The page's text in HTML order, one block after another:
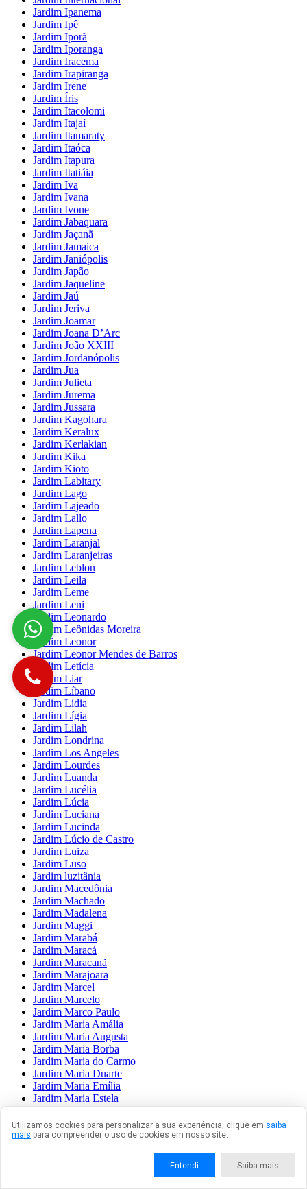
Jardim Ipanema
Jardim Ipê
Jardim Iporã
Jardim Iporanga
Jardim Iracema
Jardim Irapiranga
Jardim Irene
Jardim Íris
Jardim Itacolomi
Jardim Itajaí
Jardim Itamaraty
Jardim Itaóca
Jardim Itapura
Jardim Itatiáia
Jardim Iva
Jardim Ivana
Jardim Ivone
Jardim Jabaquara
Jardim Jaçanã
Jardim Jamaica
Jardim Janiópolis
Jardim Japão
Jardim Jaqueline
Jardim Jaú
Jardim Jeriva
Jardim Joamar
Jardim Joana D’Arc
Jardim João XXIII
Jardim Jordanópolis
Jardim Jua
Jardim Julieta
Jardim Jurema
Jardim Jussara
Jardim Kagohara
Jardim Keralux
Jardim Kerlakian
Jardim Kika
Jardim Kioto
Jardim Labitary
Jardim Lago
Jardim Lajeado
Jardim Lallo
Jardim Lapena
Jardim Laranjal
Jardim Laranjeiras
Jardim Leblon
Jardim Leila
Jardim Leme
Jardim Leni
Jardim Leonardo
Jardim Leônidas Moreira
Jardim Leonor
Jardim Leonor Mendes de Barros
Jardim Letícia
Jardim Liar
Jardim Líbano
Jardim Lídia
Jardim Lígia
Jardim Lilah
Jardim Londrina
Jardim Los Angeles
Jardim Lourdes
Jardim Luanda
Jardim Lucélia
Jardim Lúcia
Jardim Luciana
Jardim Lucinda
Jardim Lúcio de Castro
Jardim Luiza
Jardim Luso
Jardim luzitânia
Jardim Macedônia
Jardim Machado
Jardim Madalena
Jardim Maggi
Jardim Marabá
Jardim Maracá
Jardim Maracanã
Jardim Marajoara
Jardim Marcel
Jardim Marcelo
Jardim Marco Paulo
Jardim Maria Amália
Jardim Maria Augusta
Jardim Maria Borba
Jardim Maria do Carmo
Jardim Maria Duarte
Jardim Maria Emília
Jardim Maria Estela
Jardim Maria Fernandes
Jardim Maria Luiza
Jardim Maria Nazaré
Utilizamos cookies para personalizar a sua experiência, clique em saiba
mais para compreender o uso de cookies em nosso site.
Entendi Saiba mais